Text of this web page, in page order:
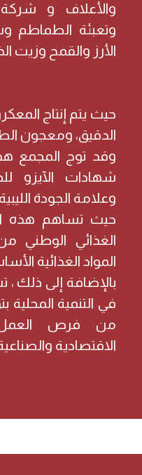
والأعلاف و شركة
وتعبئة الطماطم
الأرز والقمح وزيت
حيث يتم إنتاج
الدقيق، ومعجون
وقد توج المجمع
شهادات الآيزو
وعلامة الجودة
حيث تساهم هذه
الغذائي الوطني
المواد الغذائية
بالإضافة إلى ذلك
في التنمية المحلية
من فرص
الاقتصادية